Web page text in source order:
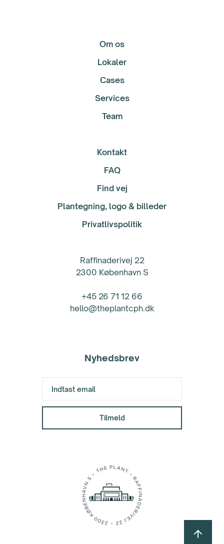
Om os
Lokaler
Cases
Services
Team
Kontakt
FAQ
Find vej
Plantegning, logo & billeder
Privatlivspolitik
Raffinaderivej 22
2300 København S
+45 26 71 12 66
hello@theplantcph.dk
Nyhedsbrev